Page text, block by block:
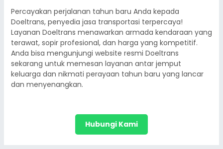
Percayakan perjalanan tahun baru Anda kepada
Doeltrans, penyedia jasa transportasi terpercaya!
Layanan Doeltrans menawarkan armada kendaraan yang
terawat, sopir profesional, dan harga yang kompetitif.
Anda bisa mengunjungi website resmi Doeltrans
sekarang untuk memesan layanan antar jemput
keluarga dan nikmati perayaan tahun baru yang lancar
dan menyenangkan.
Hubungi Kami